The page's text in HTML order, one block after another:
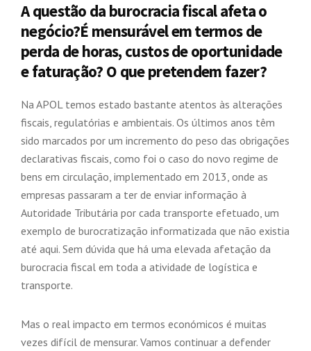
A questão da burocracia fiscal afeta o
negócio?É mensurável em termos de
perda de horas, custos de oportunidade
e faturação? O que pretendem fazer?
Na APOL temos estado bastante atentos às alterações
fiscais, regulatórias e ambientais. Os últimos anos têm
sido marcados por um incremento do peso das obrigações
declarativas fiscais, como foi o caso do novo regime de
bens em circulação, implementado em 2013, onde as
empresas passaram a ter de enviar informação à
Autoridade Tributária por cada transporte efetuado, um
exemplo de burocratização informatizada que não existia
até aqui. Sem dúvida que há uma elevada afetação da
burocracia fiscal em toda a atividade de logística e
transporte.
Mas o real impacto em termos económicos é muitas
vezes difícil de mensurar. Vamos continuar a defender